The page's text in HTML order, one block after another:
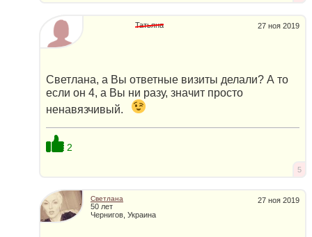
27 ноя 2019
Татьяна
Светлана, а Вы ответные визиты делали? А то
если он 4, а Вы ни разу, значит просто
ненавязчивый.
2
5
27 ноя 2019
Светлана
50 лет
Чернигов, Украина